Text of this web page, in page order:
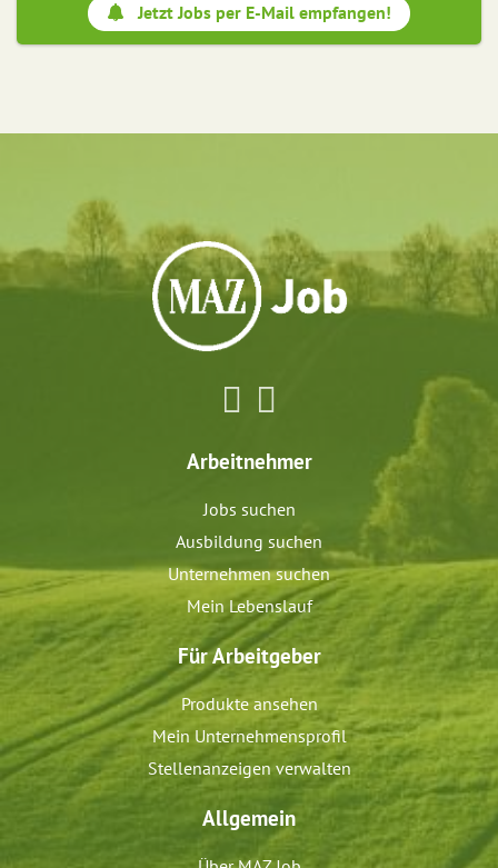
Jetzt Jobs per E-Mail empfangen!
Arbeitnehmer
Jobs suchen
Ausbildung suchen
Unternehmen suchen
Mein Lebenslauf
Für Arbeitgeber
Produkte ansehen
Mein Unternehmensprofil
Stellenanzeigen verwalten
Allgemein